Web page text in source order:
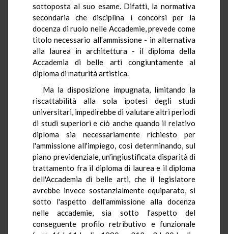
sottoposta al suo esame. Difatti, la normativa
secondaria che disciplina i concorsi per la
docenza di ruolo nelle Accademie, prevede come
titolo necessario all'ammissione - in alternativa
alla laurea in architettura - il diploma della
Accademia di belle arti congiuntamente al
diploma di maturità artistica.
Ma la disposizione impugnata, limitando la
riscattabilità alla sola ipotesi degli studi
universitari, impedirebbe di valutare altri periodi
di studi superiori e ciò anche quando il relativo
diploma sia necessariamente richiesto per
l'ammissione all'impiego, così determinando, sul
piano previdenziale, un'ingiustificata disparità di
trattamento fra il diploma di laurea e il diploma
dell'Accademia di belle arti, che il legislatore
avrebbe invece sostanzialmente equiparato, si
sotto l'aspetto dell'ammissione alla docenza
nelle accademie, sia sotto l'aspetto del
conseguente profilo retributivo e funzionale